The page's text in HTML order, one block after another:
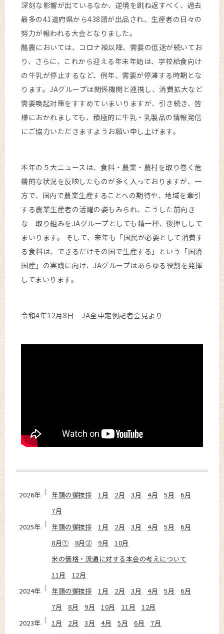
深刻な影響が出ているなか、逆境を跳ね返すべく、過去
最多の41道府県から438頭が出品され、生産者の日々の
努力が報われる大会となりました。
酪農においては、コロナ禍以降、需要の低迷が続いてお
り、さらに、これから迎える年末年始は、学校給食向け
の牛乳が停止するなど、例年、需要が停滞する時期とな
ります。JAグループは関係機関と連携し、消費拡大など
需要喚起対策をすすめていまいりますが、引き続き、皆
様におかれましても、積極的に牛乳・乳製品の情報発信
にご協力いただきますようお願い申し上げます。
本年の５大ニュースは、食料・農業・農村を取り巻く危
機的な状況を反映したものが多く入っておりますが、一
方で、国内で農業生産することへの期待や、地域を牽引
する農業生産者の活躍の姿もみられ、こうした前向き
な 取り組みをJAグループとしても精一杯、後押しして
まいります。 そして、来年も「国民が必要として消費す
る食料は、できるだけその国で生産する」という「国消
国産」の実践に向け、JAグループはあらゆる役割を発揮
してまいります。
令和4年12月8日 JA全中定例記者会見より
2026年 年頭の御挨拶 1月 2月 3月 4月 5月
6月
7月
2025年
年頭の御挨拶 1月 2月 3月 4月 5月
6月
8月①
8月② 9月
10月
米の価格・流通に対する本会の考えについて
11月
12月
2024年
年頭の御挨拶 1月 2月 3月 4月 5月
6月
7月
8月 9月 10月 11月
12月
2023年
1月 2月 3月 4月 5月 6月
7月